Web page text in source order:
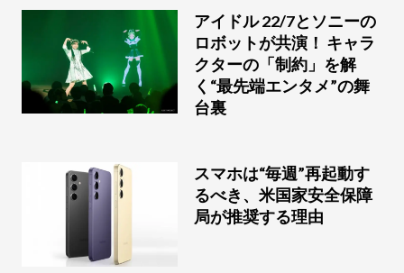
アイドル 22/7とソニーの
ロボットが共演！ キャラ
クターの「制約」を解
く“最先端エンタメ”の舞
台裏
スマホは“毎週”再起動す
るべき、米国家安全保障
局が推奨する理由